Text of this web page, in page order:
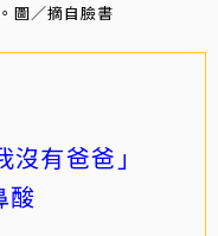
圖／摘自臉書
沒有爸爸」
酸